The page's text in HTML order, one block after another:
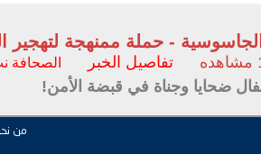
الجاسوسية - حملة ممنهجة لتهجير
تفاصيل الخبر الصحافة
ضحايا وجناة في قبضة الأمن!